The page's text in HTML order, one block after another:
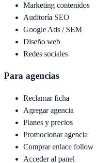
Marketing contenidos
Auditoría SEO
Google Ads / SEM
Diseño web
Redes sociales
Para agencias
Reclamar ficha
Agregar agencia
Planes y precios
Promocionar agencia
Comprar enlace follow
Acceder al panel